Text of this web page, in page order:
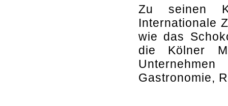
Zu seinen
Internationale
wie das
die Kölner
Gastronomie,